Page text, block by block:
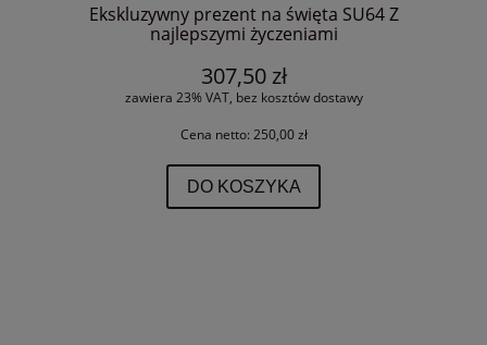
Ekskluzywny prezent na święta SU64 Z
najlepszymi życzeniami
307,50 zł
zawiera 23% VAT, bez kosztów dostawy
Cena netto: 250,00 zł
DO KOSZYKA